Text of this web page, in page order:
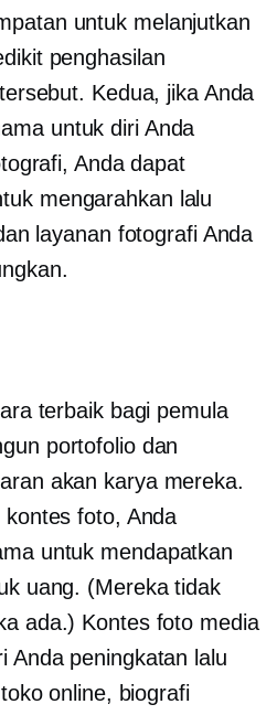
untuk melanjutkan
penghasilan
Kedua, jika Anda
untuk diri Anda
Anda dapat
mengarahkan lalu
layanan fotografi Anda
terbaik bagi pemula
portofolio dan
akan karya mereka.
foto, Anda
untuk mendapatkan
uang. (Mereka tidak
ada.) Kontes foto media
Anda peningkatan lalu
online, biografi